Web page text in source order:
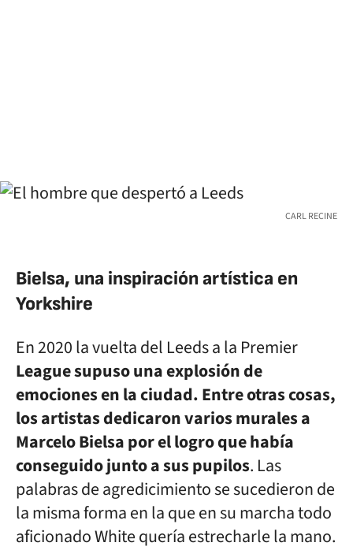
CARL RECINE
Bielsa, una inspiración artística en
Yorkshire
En 2020 la vuelta del Leeds a la Premier
League supuso una explosión de
emociones en la ciudad. Entre otras cosas,
los artistas dedicaron varios murales a
Marcelo Bielsa por el logro que había
conseguido junto a sus pupilos. Las
palabras de agredicimiento se sucedieron de
la misma forma en la que en su marcha todo
aficionado White quería estrecharle la mano.